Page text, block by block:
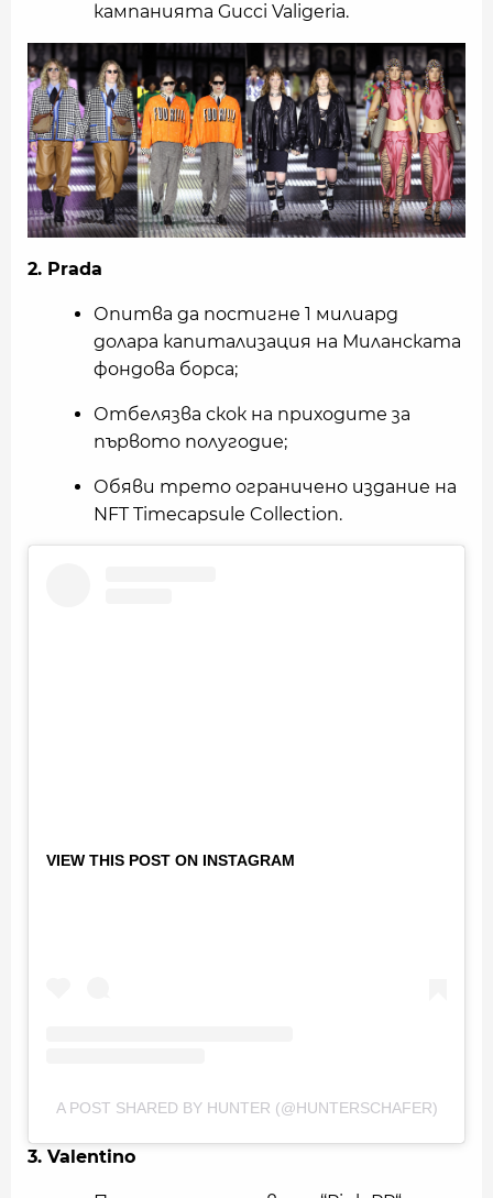
кампанията Gucci Valigeria.
2. Prada
Опитва да постигне 1 милиард
долара капитализация на Миланската
фондова борса;
Отбелязва скок на приходите за
първото полугодие;
Обяви трето ограничено издание на
NFT Timecapsule Collection.
VIEW THIS POST ON INSTAGRAM
A POST SHARED BY HUNTER (@HUNTERSCHAFER)
3. Valentino